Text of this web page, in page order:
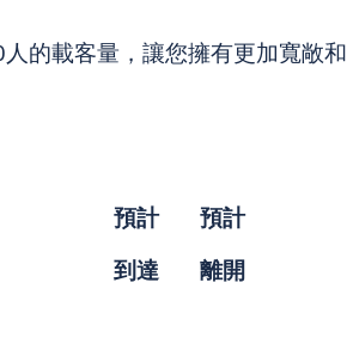
的載客量，讓您擁有更加寬敞和
預計
到達
預計
離開